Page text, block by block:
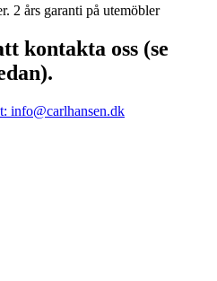
2 års garanti på utemöbler
kontakta oss (se
info@carlhansen.dk